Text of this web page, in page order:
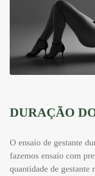
DURAÇÃO
O ensaio de gestante
fazemos ensaio com
quantidade de gestante